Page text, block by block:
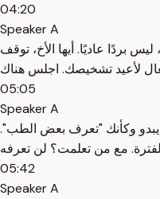
04:20
Speaker A
بردًا عاديًا. أيها الأخ، توقف
05:05
Speaker A
يبدو وكأنك "تعرف بعض الطب".
05:42
Speaker A